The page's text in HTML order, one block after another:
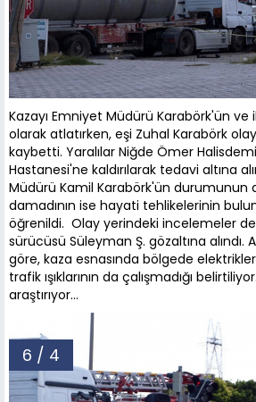
Kazayı Emniyet Müdürü Karabörk'ün ve
olarak atlatırken, eşi Zuhal Karabörk
kaybetti. Yaralılar Niğde Ömer
Hastanesi'ne kaldırılarak tedavi altına
Müdürü Kamil Karabörk'ün durumunun
damadının ise hayati tehlikelerinin
öğrenildi. Olay yerindeki incelemeler
sürücüsü Süleyman Ş. gözaltına alındı.
göre, kaza esnasında bölgede
trafik ışıklarının da çalışmadığı
araştırıyor...
6 / 4